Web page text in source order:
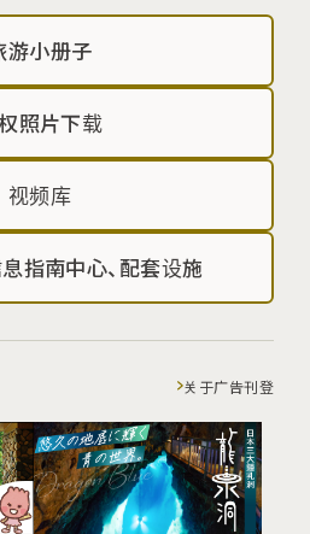
游小册子
照片下载
视频库
指南中心、配套设施
关于广告刊登